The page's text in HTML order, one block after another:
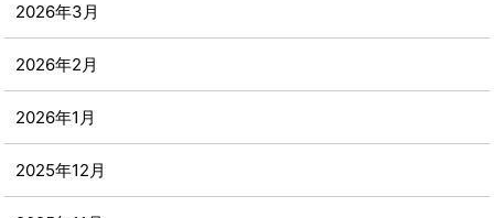
2026年3月
2026年2月
2026年1月
2025年12月